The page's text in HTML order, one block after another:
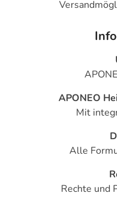
APONEO
Mit
Alle
Rechte und